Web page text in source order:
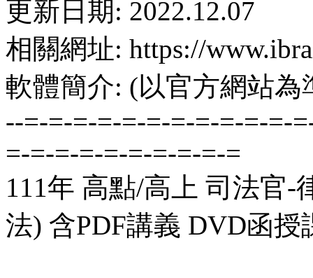
更新日期: 2022.12.07
相關網址: https://
軟體簡介: (以官方網站為
--=-=-=-=-=-=-=-=-=-=-=-
=-=-=-=-=-=-=-=-=-=
111年 高點/高上 司法官-
法) 含PDF講義 DVD函授